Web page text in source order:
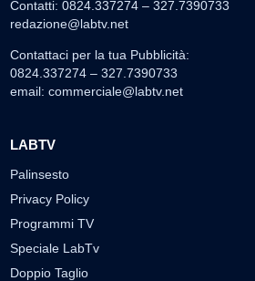
Contatti: 0824.337274 – 327.7390733
redazione@labtv.net
Contattaci per la tua Pubblicità:
0824.337274 – 327.7390733
email: commerciale@labtv.net
LABTV
Palinsesto
Privacy Policy
Programmi TV
Speciale LabTv
Doppio Taglio